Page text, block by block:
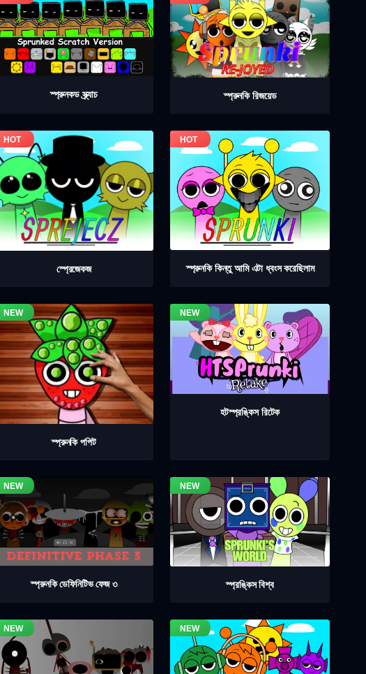
স্প্রুনকড স্ক্র্যাচ স্প্রুনকি রিজয়েড
স্প্রেজেকজ স্প্রুনকি কিন্তু আমি এটা ধ্বংস করেছিলাম
স্প্রুনকি পপিট
হটস্প্রঙ্কিস রিটেক
স্প্রুনকি ডেফিনিটিভ ফেজ ৩ স্প্রঙ্কিস বিশ্ব